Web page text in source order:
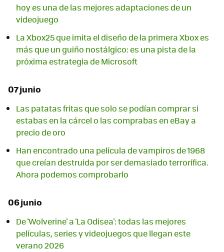
hoy es una de las mejores adaptaciones de un
videojuego
La Xbox25 que imita el diseño de la primera Xbox es
más que un guiño nostálgico: es una pista de la
próxima estrategia de Microsoft
07 junio
Las patatas fritas que solo se podían comprar si
estabas en la cárcel o las comprabas en eBay a
precio de oro
Han encontrado una película de vampiros de 1968
que creían destruida por ser demasiado terrorífica.
Ahora podemos comprobarlo
06 junio
De 'Wolverine' a 'La Odisea': todas las mejores
películas, series y videojuegos que llegan este
verano 2026